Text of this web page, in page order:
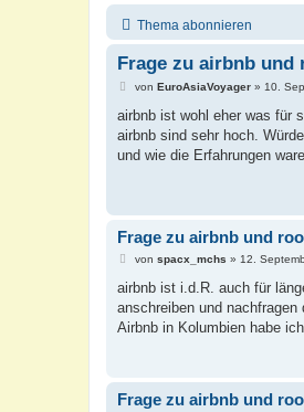
Thema abonnieren
Frage zu airbnb und
B
i
r
a
von EuroAsiaVoyager» 10.
airbnb ist wohl eher was für
airbnb sind sehr hoch.
und wie die Erfahrungen
Frage zu airbnb und
B
i
r
a
von spacx_mchs » 12.
airbnb ist i.d.R. auch für
anschreiben und
Airbnb in Kolumbien habe
Frage zu airbnb und